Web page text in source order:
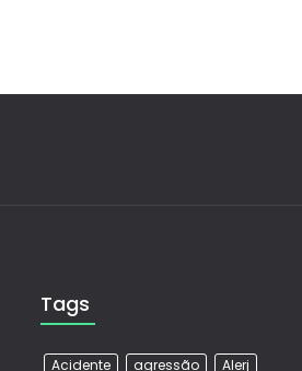
Tags
Acidente agressão Alerj